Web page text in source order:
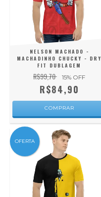
NELSON MACHADO -
MACHADINHO CHUCKY - DRY
FIT DUBLAGEM
R$99,70 15% OFF
R$84,90
COMPRAR
OFERTA